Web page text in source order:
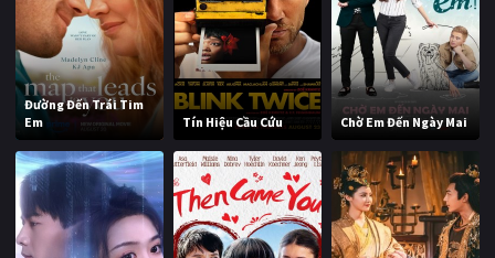
Đường Đến Trái Tim
Em
Tín Hiệu Cầu Cứu Chờ Em Đến Ngày Mai